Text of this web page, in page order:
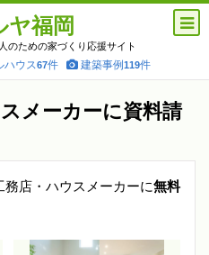
ヤ福岡
のための家づくり応援サイト
ハウス67件 建築事例119件
メーカーに資料請
店・ハウスメーカーに無料